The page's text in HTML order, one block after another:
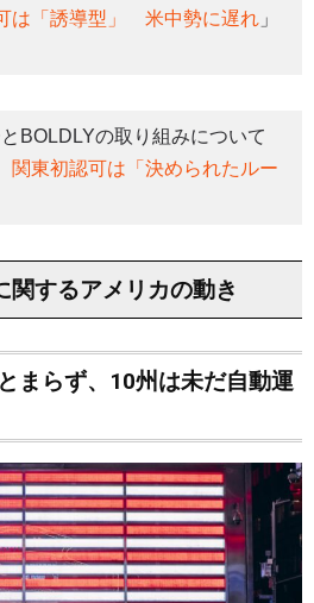
は「誘導型」 米中勢に遅れ 」
BOLDLYの取り組みについて
関東初認可は「決められたルー
関するアメリカの動き
まらず、10州は未だ自動運